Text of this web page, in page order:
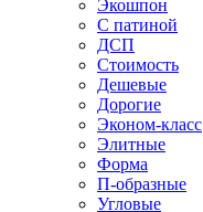
Экошпон
С патиной
ДСП
Стоимость
Дешевые
Дорогие
Эконом-класс
Элитные
Форма
П-образные
Угловые